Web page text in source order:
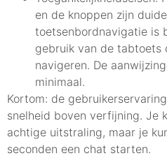
en de knoppen zijn
toetsenbordnavigatie is
gebruik van de tabtoets
navigeren. De
minimaal.
Kortom: de
snelheid boven verfijning. Je
achtige uitstraling, maar je
seconden een chat starten.